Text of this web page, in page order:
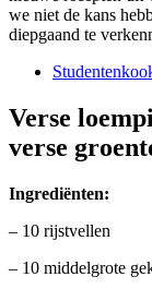
we niet de kans
diepgaand te
Verse
verse
Ingrediënten:
– 10 rijstvellen
– 10 middelgrote